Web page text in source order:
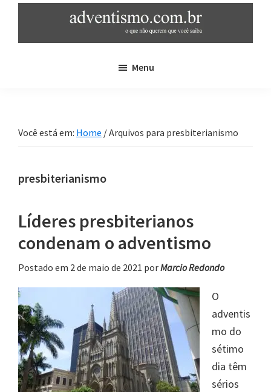
main
sidebar
que
saiba
Menu
Você está em: Home /Arquivos para presbiterianismo
presbiterianismo
Líderes presbiterianos
condenam o adventismo
Postado em 2 de maio de 2021 porMarcio Redondo
O
adventis
mo do
sétimo
dia têm
sérios